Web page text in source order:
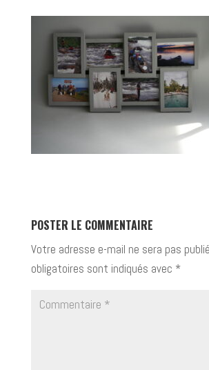
POSTER LE COMMENTAIRE
Votre adresse e-mail ne sera pas
obligatoires sont indiqués avec *